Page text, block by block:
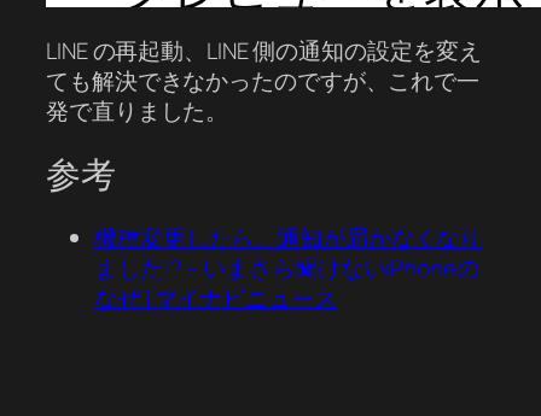
LINE の再起動、LINE 側の通知の設定を変え
ても解決できなかったのですが、これで一
発で直りました。
参考
機種変更したら、通知が届かなくなり
ました!? – いまさら聞けないiPhoneの
なぜ| マイナビニュース